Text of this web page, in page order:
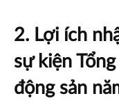
2. Lợi ích
sự kiện
động sản